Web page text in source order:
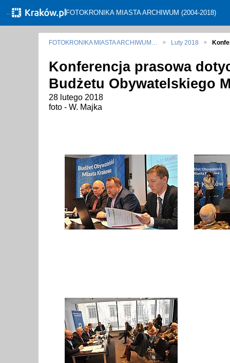
← FOTOKRONIKA MIASTA ARCHIWUM (2004-2018)
FOTOKRONIKA MIASTA ARCHIWUM… Luty 2018
Konferencja prasowa
Budżetu Obywatelskiego
28 lutego 2018
foto - W. Majka